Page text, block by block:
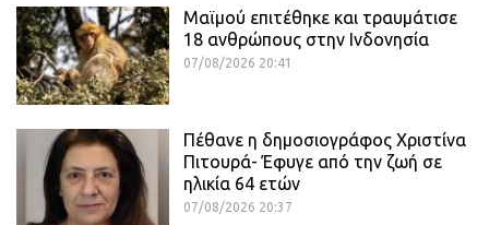
Μαϊμού επιτέθηκε και τραυμάτισε
18 ανθρώπους στην Ινδονησία
07/08/2026 20:41
Πέθανε η δημοσιογράφος Χριστίνα
Πιτουρά- Έφυγε από την ζωή σε
ηλικία 64 ετών
07/08/2026 20:37